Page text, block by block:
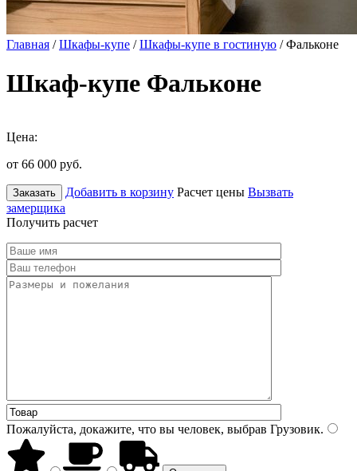
Главная /Шкафы-купе /Шкафы-купе в гостиную / Фальконе
Шкаф-купе Фальконе
Цена:
от 66 000 руб.
Заказать Добавить в корзину Расчет цены Вызвать
замерщика
Получить расчет
Пожалуйста, докажите, что вы человек, выбрав Грузовик.